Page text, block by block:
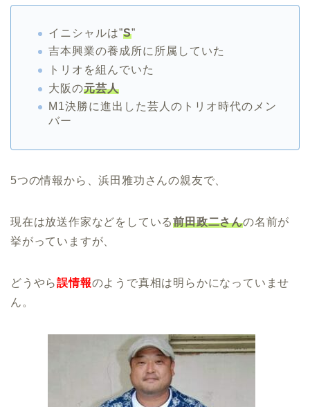
イニシャルは”S”
吉本興業の養成所に所属していた
トリオを組んでいた
大阪の元芸人
M1決勝に進出した芸人のトリオ時代のメン
バー
5つの情報から、浜田雅功さんの親友で、
現在は放送作家などをしている前田政二さんの名前が
挙がっていますが、
どうやら誤情報のようで真相は明らかになっていませ
ん。